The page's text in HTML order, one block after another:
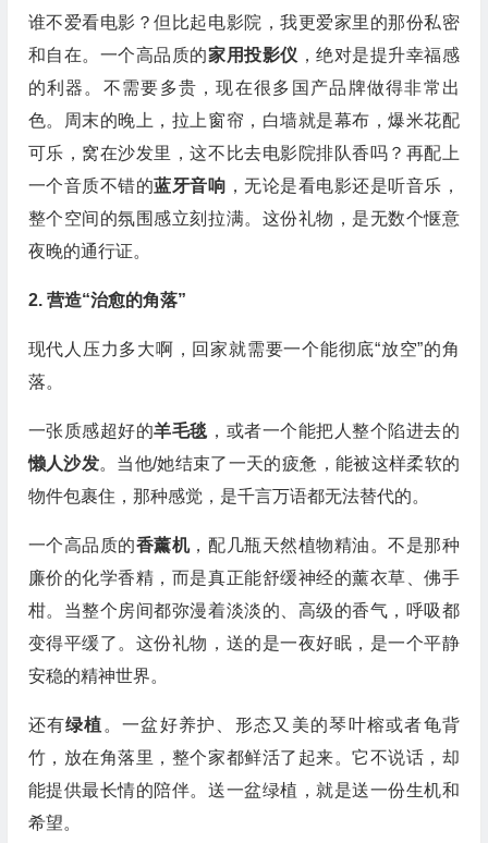
谁不爱看电影？但比起电影院，我更爱家里的那份私密
和自在。一个高品质的家用投影仪 ，绝对是提升幸福感
的利器。不需要多贵，现在很多国产品牌做得非常出
色。周末的晚上，拉上窗帘，白墙就是幕布，爆米花配
可乐，窝在沙发里，这不比去电影院排队香吗？再配上
一个音质不错的蓝牙音响 ，无论是看电影还是听音乐，
整个空间的氛围感立刻拉满。这份礼物，是无数个惬意
夜晚的通行证。
2. 营造“治愈的角落”
现代人压力多大啊，回家就需要一个能彻底“放空”的角
落。
一张质感超好的羊毛毯 ，或者一个能把人整个陷进去的
懒人沙发。当他/她结束了一天的疲惫，能被这样柔软的
物件包裹住，那种感觉，是千言万语都无法替代的。
一个高品质的香薰机，配几瓶天然植物精油。不是那种
廉价的化学香精，而是真正能舒缓神经的薰衣草、佛手
柑。当整个房间都弥漫着淡淡的、高级的香气，呼吸都
变得平缓了。这份礼物，送的是一夜好眠，是一个平静
安稳的精神世界。
还有绿植 。一盆好养护、形态又美的琴叶榕或者龟背
竹，放在角落里，整个家都鲜活了起来。它不说话，却
能提供最长情的陪伴。送一盆绿植，就是送一份生机和
希望。